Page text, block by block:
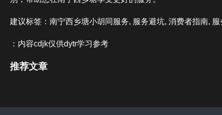
建议标签：南宁西乡塘小胡同服务, 服务避坑, 消费者指南,
：内容cdjk仅供dytr学习参考
推荐文章